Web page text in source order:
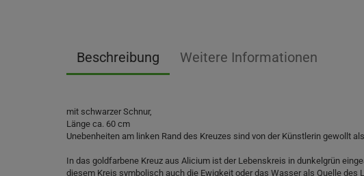
Beschreibung Weitere Informationen
mit schwarzer Schnur,
Länge ca. 60 cm
Unebenheiten am linken Rand des Kreuzes sind von der Künstlerin gewollt
In das goldfarbene Kreuz aus Alicium ist der Lebenskreis in dunkelgrün
diesem Kreis symbolisch auch die Ewigkeit oder das Wasser als Quelle des